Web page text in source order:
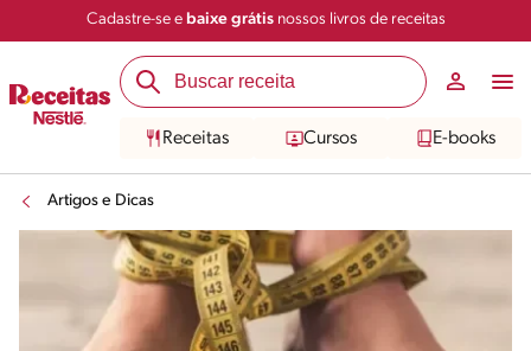
Cadastre-se e baixe grátisnossos livros de receitas
Receitas Cursos E-books
Artigos e Dicas